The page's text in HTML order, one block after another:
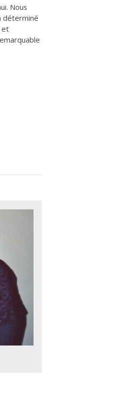
Nous
déterminé
et